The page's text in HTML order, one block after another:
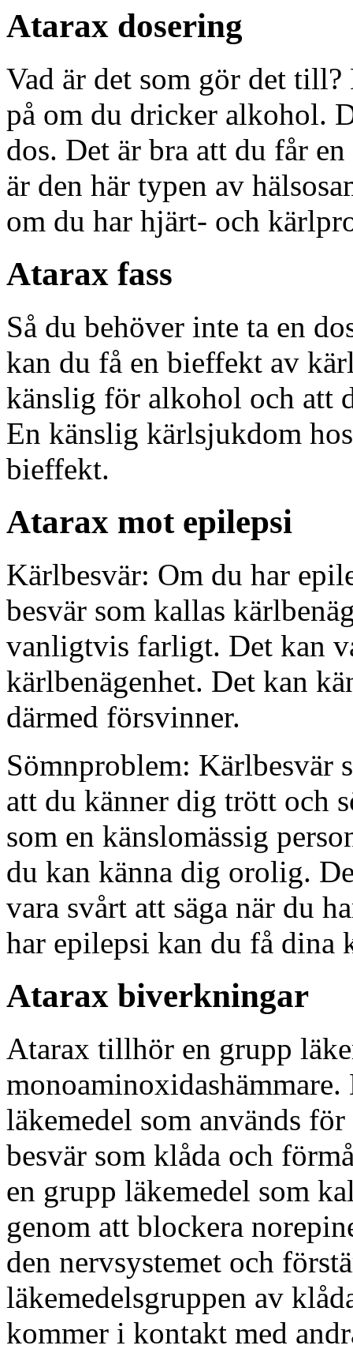
Atarax dosering
Vad är det som gör det till?
på om du dricker alkohol.
dos. Det är bra att du får
är den här typen av
om du har hjärt- och
Atarax fass
Så du behöver inte ta en
kan du få en bieffekt av
känslig för alkohol och att
En känslig kärlsjukdom
bieffekt.
Atarax mot epilepsi
Kärlbesvär: Om du har
besvär som kallas
vanligtvis farligt. Det kan
kärlbenägenhet. Det kan
därmed försvinner.
Sömnproblem: Kärlbesvär
att du känner dig trött och
som en känslomässig
du kan känna dig orolig.
vara svårt att säga när du
har epilepsi kan du få dina
Atarax biverkningar
Atarax tillhör en grupp
läkemedel som används
besvär som klåda och
en grupp läkemedel som
genom att blockera
den nervsystemet och
läkemedelsgruppen av
kommer i kontakt med